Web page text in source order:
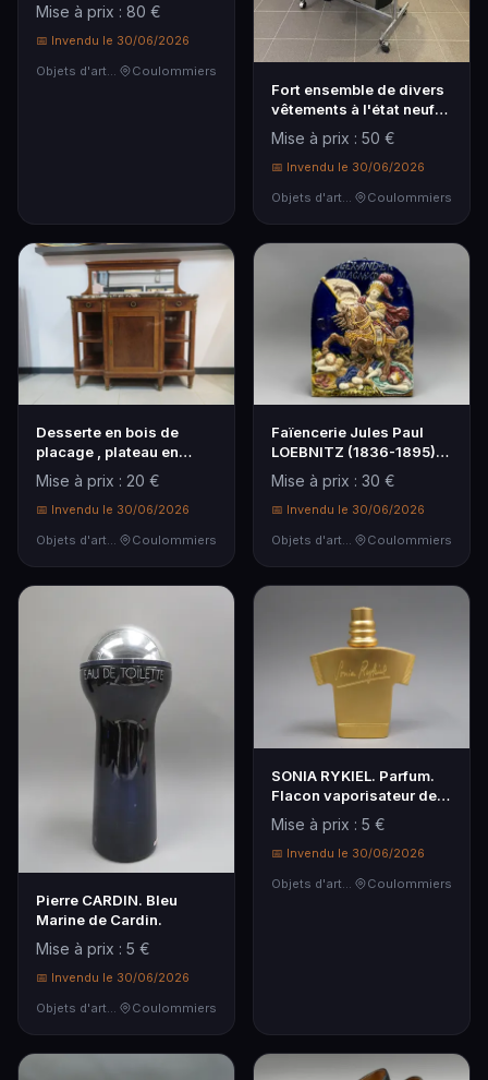
Flygsfor…
Mise à prix : 80 €
📅 Invendu le 30/06/2026
Objets d'art & Curiosités
Coulommiers
Fort ensemble de divers
vêtements à l'état neuf
divers marqu…
Mise à prix : 50 €
📅 Invendu le 30/06/2026
Objets d'art & Curiosités
Coulommiers
Desserte en bois de
placage , plateau en
marbre, ouvrant en …
Mise à prix : 20 €
📅 Invendu le 30/06/2026
Objets d'art & Curiosités
Coulommiers
Faïencerie Jules Paul
LOEBNITZ (1836-1895),
Paris.
Mise à prix : 30 €
📅 Invendu le 30/06/2026
Objets d'art & Curiosités
Coulommiers
Pierre CARDIN. Bleu
Marine de Cardin.
Mise à prix : 5 €
📅 Invendu le 30/06/2026
Coulommiers
SONIA RYKIEL. Parfum.
Flacon vaporisateur de
sac 7,5 ml.
Mise à prix : 5 €
📅 Invendu le 30/06/2026
Objets d'art & Curiosités
Coulommiers